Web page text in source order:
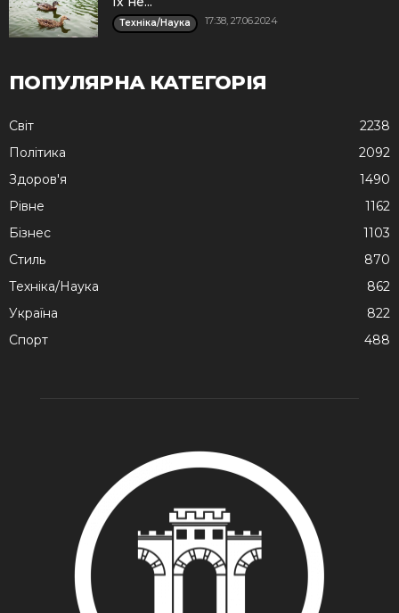
Техніка/Наука 17:38, 27.06.2024
ПОПУЛЯРНА КАТЕГОРІЯ
Cвіт
2238
Політика
2092
Здоров'я
1490
Рівне
1162
Бізнес
1103
Стиль
870
Техніка/Наука
862
Україна
822
Спорт
488